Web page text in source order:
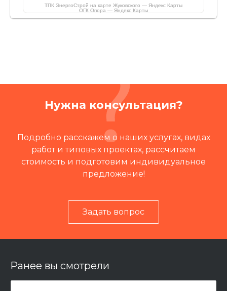
ТПК ЭнергоСтрой на карте Жуковского — Яндекс Карты
ОГК Опора — Яндекс Карты
Нужна консультация?
Подробно расскажем о наших услугах, видах
работ и типовых проектах, рассчитаем
стоимость и подготовим индивидуальное
предложение!
Задать вопрос
Ранее вы смотрели